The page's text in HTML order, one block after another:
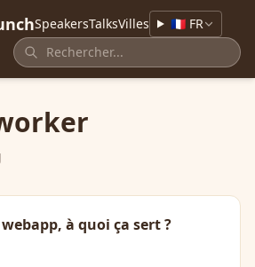
SpeakersTalksVilles 🇫🇷 FR
à quoi ça sert ?